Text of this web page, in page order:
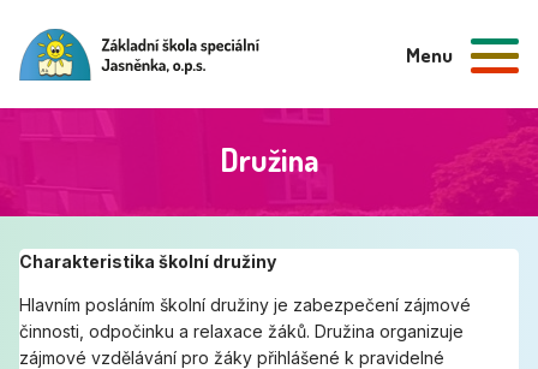
Menu
Družina
Charakteristika školní družiny
Hlavním posláním školní družiny je zabezpečení zájmové
činnosti, odpočinku a relaxace žáků. Družina organizuje
zájmové vzdělávání pro žáky přihlášené k pravidelné